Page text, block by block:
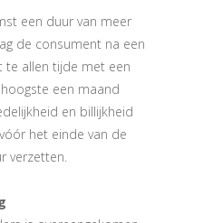
een duur van meer
de consument na een
te allen tijde met een
een maand
en billijkheid
het einde van de
verzetten.